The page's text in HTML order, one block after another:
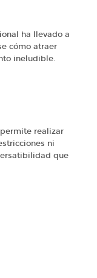
ha llevado a
cómo atraer
ineludible.
realizar
ni
que